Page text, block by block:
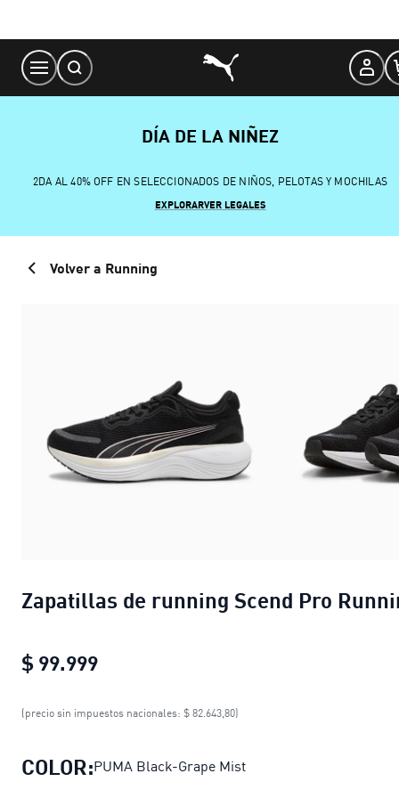
Content
DÍA DE LA NIÑEZ
2DA AL 40% OFF EN SELECCIONADOS DE NIÑOS, PELOTAS Y MOCHILAS
EXPLORARVER LEGALES
Volver a Running
Zapatillas de running Scend Pro
$ 99.999
Zapatillas de running Scend Pro
(precio sin impuestos nacionales: $ 82.643,80)
COLOR:PUMA Black-Grape Mist